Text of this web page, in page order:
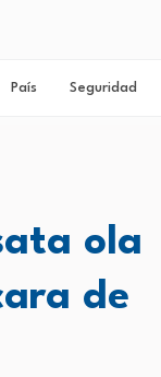
País Seguridad
ola
de